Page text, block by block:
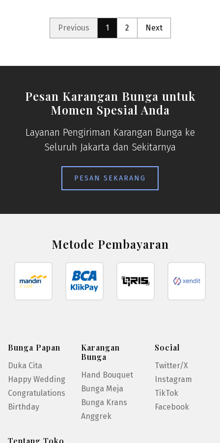
Previous 1 2 Next
Pesan Karangan Bunga untuk
Momen Spesial Anda
Layanan Pengiriman Karangan Bunga ke
Seluruh Jakarta dan Sekitarnya
PESAN SEKARANG
Metode Pembayaran
Bunga Papan
Duka Cita
Happy Wedding
Congratulations
Birthday
Karangan
Bunga
Hand Bouquet
Bunga Meja
Bunga Krans
Anggrek
Social
Twitter/X
Instagram
TikTok
Facebook
Tentang Toko